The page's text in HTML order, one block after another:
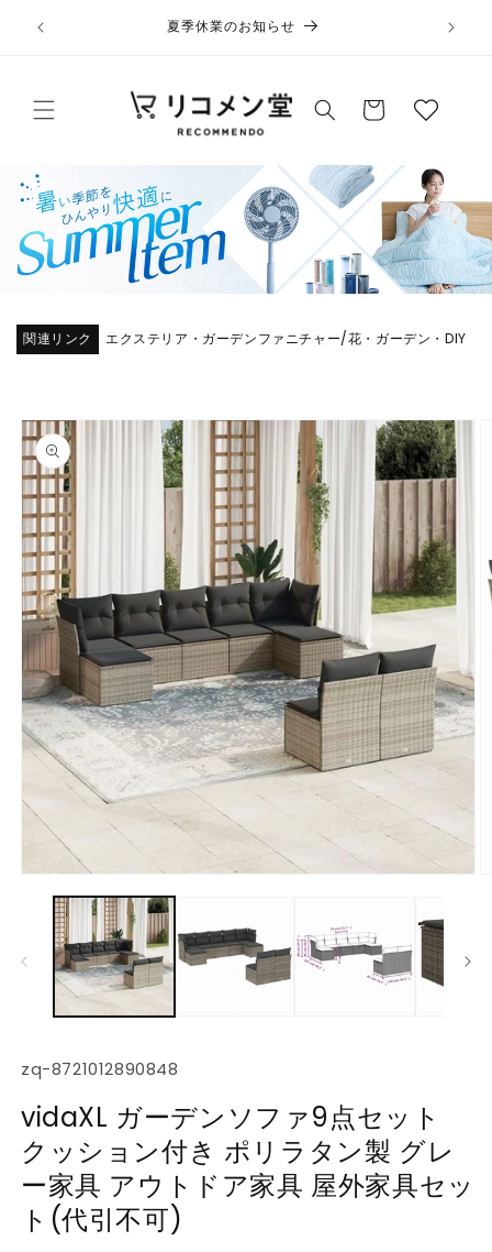
ンツに
夏季休業のお知らせ 当サイ
ー
シ
ュ
ス
ト
関連リンク エクステリア・ガーデンファニチャー/花・ガーデン・DIY
商品情
報にス
キップ
で
を
く
SKU:
zq-8721012890848
vidaXL ガーデンソファ9点セット
クッション付き ポリラタン製 グレ
ー家具 アウトドア家具 屋外家具セッ
ト(代引不可)